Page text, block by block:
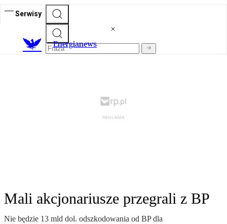
Serwisy
Energianews
Mali akcjonariusze przegrali z BP
Nie będzie 13 mld dol. odszkodowania od BP dla